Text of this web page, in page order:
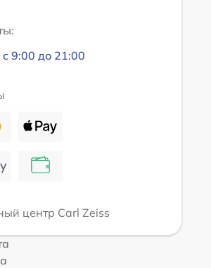
9:00 до 21:00
центр Carl Zeiss